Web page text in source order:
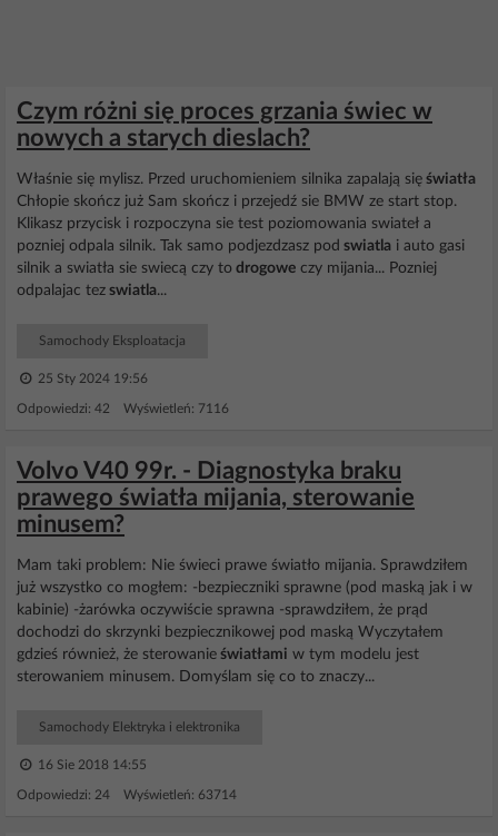
Czym różni się proces grzania świec w
nowych a starych dieslach?
Właśnie się mylisz. Przed uruchomieniem silnika zapalają się światła
Chłopie skończ już Sam skończ i przejedź sie BMW ze start stop.
Klikasz przycisk i rozpoczyna sie test poziomowania swiateł a
pozniej odpala silnik. Tak samo podjezdzasz pod swiatla i auto gasi
silnik a swiatła sie swiecą czy to drogowe czy mijania... Pozniej
odpalajac tez swiatla...
Samochody Eksploatacja
25 Sty 2024 19:56
Odpowiedzi: 42 Wyświetleń: 7116
Volvo V40 99r. - Diagnostyka braku
prawego światła mijania, sterowanie
minusem?
Mam taki problem: Nie świeci prawe światło mijania. Sprawdziłem
już wszystko co mogłem: -bezpieczniki sprawne (pod maską jak i w
kabinie) -żarówka oczywiście sprawna -sprawdziłem, że prąd
dochodzi do skrzynki bezpiecznikowej pod maską Wyczytałem
gdzieś również, że sterowanie światłami w tym modelu jest
sterowaniem minusem. Domyślam się co to znaczy...
Samochody Elektryka i elektronika
16 Sie 2018 14:55
Odpowiedzi: 24 Wyświetleń: 63714